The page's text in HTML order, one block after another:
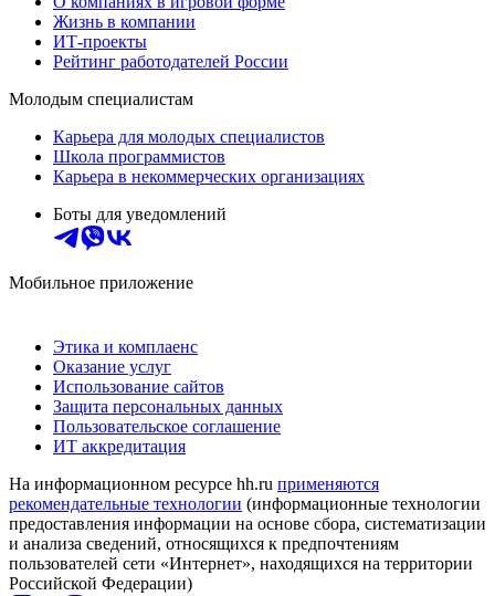
Жизнь в компании
ИТ-проекты
Рейтинг работодателей России
Молодым специалистам
Карьера для молодых специалистов
Школа программистов
Карьера в некоммерческих организациях
Боты для уведомлений
Мобильное приложение
Этика и комплаенс
Оказание услуг
Использование сайтов
Защита персональных данных
Пользовательское соглашение
ИТ аккредитация
На информационном ресурсе hh.ru применяются
рекомендательные технологии (информационные технологии
предоставления информации на основе сбора, систематизации
и анализа сведений, относящихся к предпочтениям
пользователей сети «Интернет», находящихся на территории
Российской Федерации)